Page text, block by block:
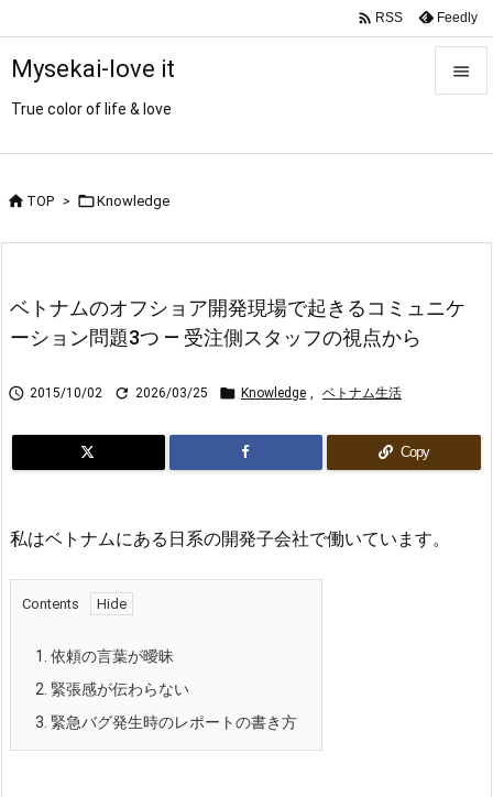
Mysekai-love it
True color of life & love

次へ
 RSS Feedly
 TOP > Knowledge
ベトナムのオフショア開発現場で起きるコミュニケ
ーション問題3つ ― 受注側スタッフの視点から
 2015/10/02  2026/03/25  Knowledge , ベトナム生活
Copy
私はベトナムにある日系の開発子会社で働いています。
Contents
1. 依頼の言葉が曖昧
2. 緊張感が伝わらない
3. 緊急バグ発生時のレポートの書き方